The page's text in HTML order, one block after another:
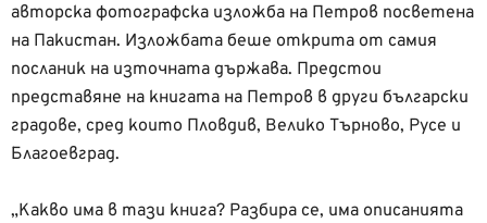
авторска фотографска изложба на Петров посветена
на Пакистан. Изложбата беше открита от самия
посланик на източната държава. Предстои
представяне на книгата на Петров в други български
градове, сред които Пловдив, Велико Търново, Русе и
Благоевград.
„Какво има в тази книга? Разбира се, има описанията